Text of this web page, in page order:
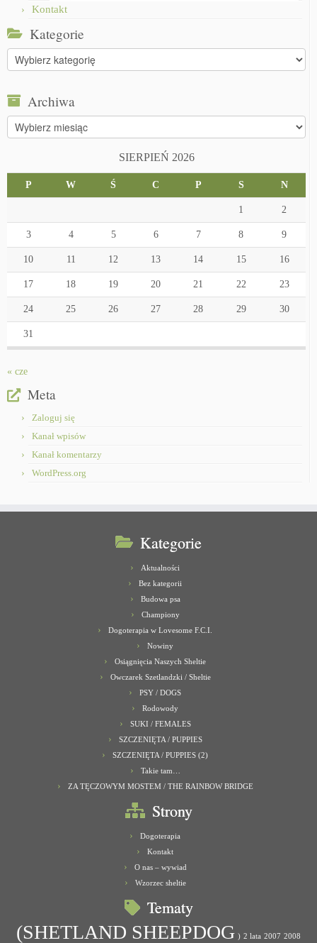
Kontakt
Kategorie
Kategorie
Archiwa
Archiwa
SIERPIEŃ 2026
P W Ś C P S N
1 2
3 4 5 6 7 8 9
10 11 12 13 14 15 16
17 18 19 20 21 22 23
24 25 26 27 28 29 30
31
« cze
Meta
Zaloguj się
Kanał wpisów
Kanał komentarzy
WordPress.org
Kategorie
Aktualności
Bez kategorii
Budowa psa
Championy
Dogoterapia w Lovesome F.C.I.
Nowiny
Osiągnięcia Naszych Sheltie
Owczarek Szetlandzki / Sheltie
PSY / DOGS
Rodowody
SUKI / FEMALES
SZCZENIĘTA / PUPPIES
SZCZENIĘTA / PUPPIES (2)
Takie tam…
ZA TĘCZOWYM MOSTEM / THE RAINBOW BRIDGE
Strony
Dogoterapia
Kontakt
O nas – wywiad
Wzorzec sheltie
Tematy
(SHETLAND SHEEPDOG ) 2 lata 2007 2008